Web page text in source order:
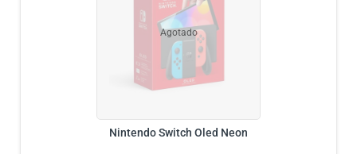
Agotado
Nintendo Switch Oled Neon